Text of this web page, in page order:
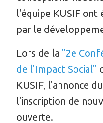
l'équipe KUSIF ont
par le
Lors de la "2e
de l'Impact Social"
KUSIF, l'annonce
l'inscription de
ouverte.